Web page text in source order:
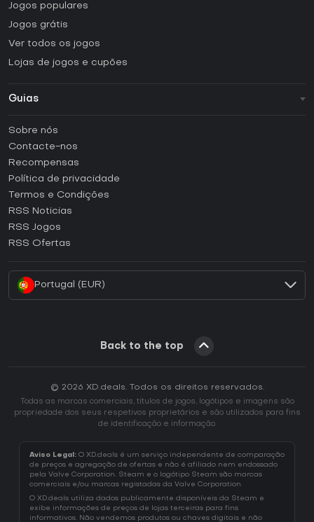
Jogos populares
Jogos grátis
Ver todos os jogos
Lojas de jogos e cupões
Guias
Como ativar uma CD Key Steam?
Como ativar uma CD Key Epic Games?
Como ativar uma CD Key GOG?
Como ativar uma CD Key Ubisoft Connect?
Como ativar uma CD Key EA App?
Sobre nós
Contacte-nos
Recompensas
Política de privacidade
Termos e Condições
RSS Noticias
RSS Jogos
RSS Ofertas
Portugal (EUR)
Back to the top
© 2026 XD.deals. Todos os direitos reservados.
Todas as marcas comerciais, títulos de jogos, logótipos e imagens são
propriedade dos seus respetivos proprietários e são utilizados para fins
de identificação e informação.
Aviso Legal: O XD.deals é um serviço independente de comparação
de preços e agregação de ofertas e não é afiliado nem endossado
pela Valve Corporation. Steam e o logótipo Steam são marcas
comerciais e/ou marcas registadas da Valve Corporation.
O XD.deals utiliza dados publicamente disponíveis da Steam e
exibe informações de preços de lojas terceiras para fins
informativos. Não vendemos produtos ou chaves digitais e não